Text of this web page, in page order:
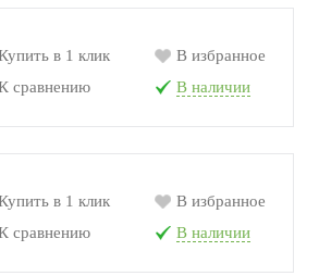
в 1 клик
сравнению
В избранное
В наличии
в 1 клик
сравнению
В избранное
В наличии